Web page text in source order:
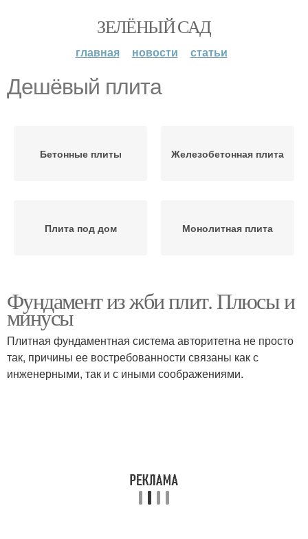
ЗЕЛЁНЫЙ САД
главная новости статьи
Дешёвый плита
Бетонные плиты Железобетонная плита
Плита под дом Монолитная плита
Фундамент из жби плит. Плюсы и
минусы
Плитная фундаментная система авторитетна не просто
так, причины ее востребованности связаны как с
инженерными, так и с иными соображениями.